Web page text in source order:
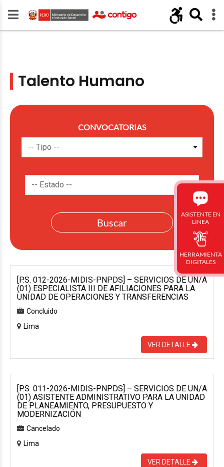
Talento Humano
CONVOCATORIAS
[P.S. 012-2026-MIDIS-PNPDS] – SERVICIOS DE UN/A
(01) ESPECIALISTA III DE AFILIACIONES PARA LA
UNIDAD DE OPERACIONES Y TRANSFERENCIAS
Concluido
Lima
VER DETALLE
[P.S. 011-2026-MIDIS-PNPDS] – SERVICIOS DE UN/A
(01) ASISTENTE ADMINISTRATIVO PARA LA UNIDAD
DE PLANEAMIENTO, PRESUPUESTO Y
MODERNIZACIÓN
Cancelado
Lima
VER DETALLE
ASISTENTE EN
LINEA
HERRAMIENTA
DIGITALES